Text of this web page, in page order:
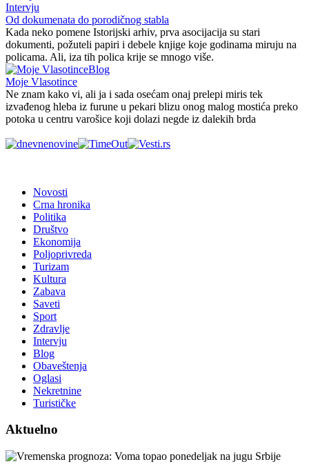
Intervju
Od dokumenata do porodičnog stabla
Kada neko pomene Istorijski arhiv, prva asocijacija su stari
dokumenti, požuteli papiri i debele knjige koje godinama miruju na
policama. Ali, iza tih polica krije se mnogo više.
Blog
Moje Vlasotince
Ne znam kako vi, ali ja i sada osećam onaj prelepi miris tek
izvađenog hleba iz furune u pekari blizu onog malog mostića preko
potoka u centru varošice koji dolazi negde iz dalekih brda
Novosti
Crna hronika
Politika
Društvo
Ekonomija
Poljoprivreda
Turizam
Kultura
Zabava
Saveti
Sport
Zdravlje
Intervju
Blog
Obaveštenja
Oglasi
Nekretnine
Turističke
Aktuelno